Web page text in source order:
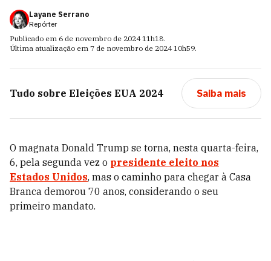
Layane Serrano
Repórter
Publicado em 6 de novembro de 2024 11h18.
Última atualização em 7 de novembro de 2024 10h59.
Tudo sobre Eleições EUA 2024 Saiba mais
O magnata Donald Trump se torna, nesta quarta-feira,
6, pela segunda vez o presidente eleito nos
Estados Unidos, mas o caminho para chegar à Casa
Branca demorou 70 anos, considerando o seu
primeiro mandato.